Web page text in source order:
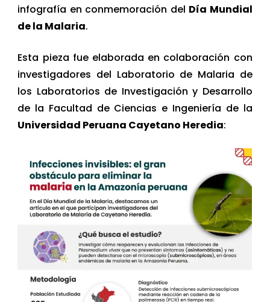
infografía en conmemoración del Día Mundial
de la Malaria.
Esta pieza fue elaborada en colaboración con
investigadores del Laboratorio de Malaria de
los Laboratorios de Investigación y Desarrollo
de la Facultad de Ciencias e Ingeniería de la
Universidad Peruana Cayetano Heredia: